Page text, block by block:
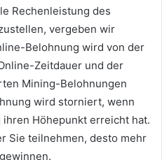
Rechenleistung des
vergeben wir
Belohnung wird von der
Zeitdauer und der
Mining-Belohnungen
wird storniert, wenn
Höhepunkt erreicht hat.
Sie teilnehmen, desto mehr